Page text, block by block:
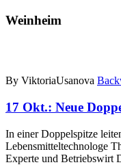
Weinheim
By ViktoriaUsanova
17 Okt.: Neue
In einer Doppelspitze
Lebensmitteltechnologe
Experte und Betriebswirt